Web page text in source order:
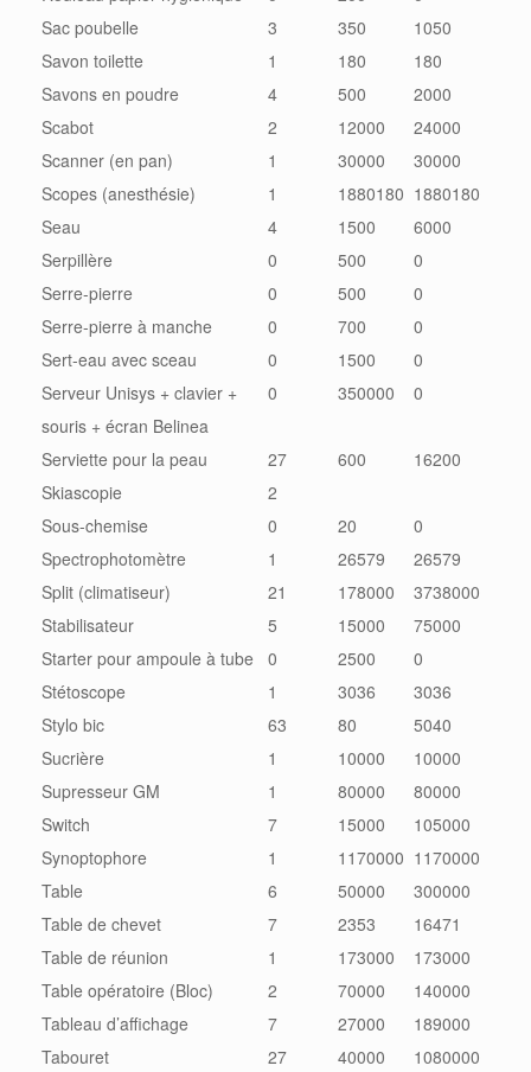
Sac poubelle
3 350
1050
Savon toilette
1 180
180
Savons en poudre
4 500
2000
Scabot
2 12000
24000
Scanner (en pan)
1 30000
30000
Scopes (anesthésie)
1 1880180 1880180
Seau
4 1500
6000
Serpillère
0 500
0
Serre-pierre
0 500
0
Serre-pierre à manche
0 700
0
Sert-eau avec sceau
0 1500
0
Serveur Unisys + clavier +
souris + écran Belinea
0 350000 0
Serviette pour la peau 27 600
16200
Skiascopie
2
Sous-chemise
0 20
0
Spectrophotomètre
1 26579
26579
Split (climatiseur)
21 178000
3738000
Stabilisateur
5 15000
75000
Starter pour ampoule à tube
0 2500
0
Stétoscope
1 3036
3036
Stylo bic
63 80
5040
Sucrière
1 10000
10000
Supresseur GM
1 80000
80000
Switch
7 15000
105000
Synoptophore
1 1170000 1170000
Table
6 50000
300000
Table de chevet
7 2353
16471
Table de réunion
1 173000
173000
Table opératoire (Bloc)
2 70000
140000
Tableau d’affichage
7 27000
189000
Tabouret
27 40000
1080000